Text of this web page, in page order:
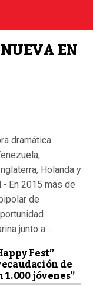
EN
dramática
Holanda y
En 2015 más de
de
junto a...
Fest”
de
jóvenes”